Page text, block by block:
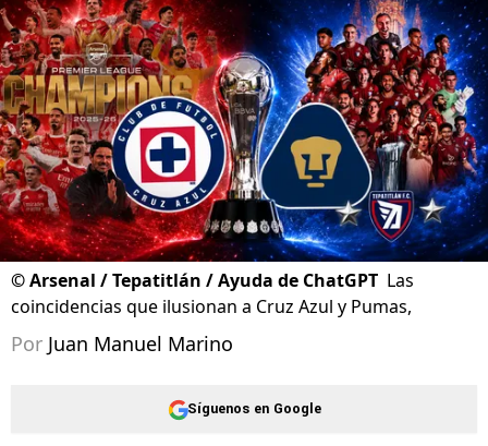
©Arsenal / Tepatitlán / Ayuda de ChatGPT Las
coincidencias que ilusionan a Cruz Azul y Pumas,
Por Juan Manuel Marino
Síguenos en Google